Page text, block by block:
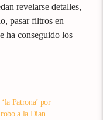
revelarse detalles,
pasar filtros en
ha conseguido los
Patrona’ por
a la Dian